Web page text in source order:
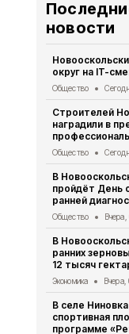
новости
округ на IT-
Общество
Строителей
наградили в
Общество
В
пройдёт День
ранней
Общество Вчера,
В
ранних
12 тысяч
Экономика Вчера,
В селе
спортивная
программе